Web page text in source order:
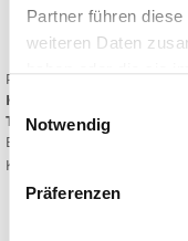
Partner führen
weiteren Daten
Einwilligungsauswahl
Notwendig
Präferenzen
Anzahl der Ansichten:
0 Kommentare
Print
Kategorien:
TAGs:
Bewerten Sie diesen Artikel:
Keine Bewertung